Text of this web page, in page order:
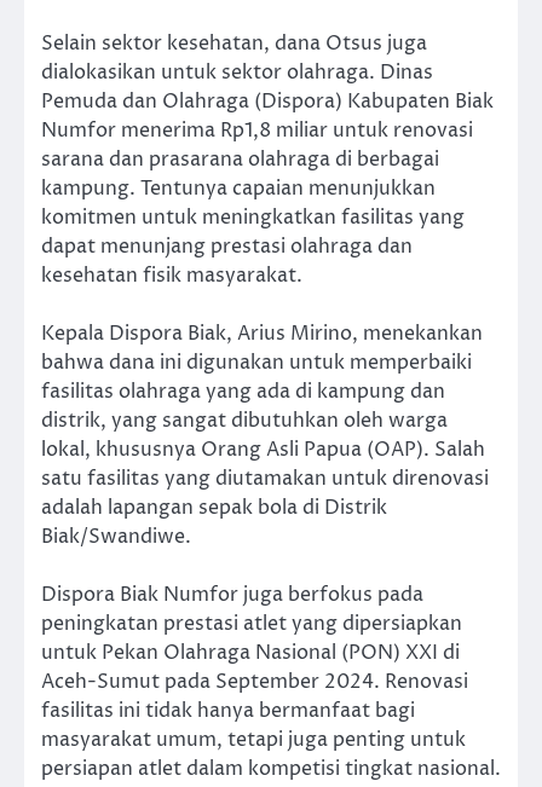
Selain sektor kesehatan, dana Otsus juga
dialokasikan untuk sektor olahraga. Dinas
Pemuda dan Olahraga (Dispora) Kabupaten Biak
Numfor menerima Rp1,8 miliar untuk renovasi
sarana dan prasarana olahraga di berbagai
kampung. Tentunya capaian menunjukkan
komitmen untuk meningkatkan fasilitas yang
dapat menunjang prestasi olahraga dan
kesehatan fisik masyarakat.
Kepala Dispora Biak, Arius Mirino, menekankan
bahwa dana ini digunakan untuk memperbaiki
fasilitas olahraga yang ada di kampung dan
distrik, yang sangat dibutuhkan oleh warga
lokal, khususnya Orang Asli Papua (OAP). Salah
satu fasilitas yang diutamakan untuk direnovasi
adalah lapangan sepak bola di Distrik
Biak/Swandiwe.
Dispora Biak Numfor juga berfokus pada
peningkatan prestasi atlet yang dipersiapkan
untuk Pekan Olahraga Nasional (PON) XXI di
Aceh-Sumut pada September 2024. Renovasi
fasilitas ini tidak hanya bermanfaat bagi
masyarakat umum, tetapi juga penting untuk
persiapan atlet dalam kompetisi tingkat nasional.